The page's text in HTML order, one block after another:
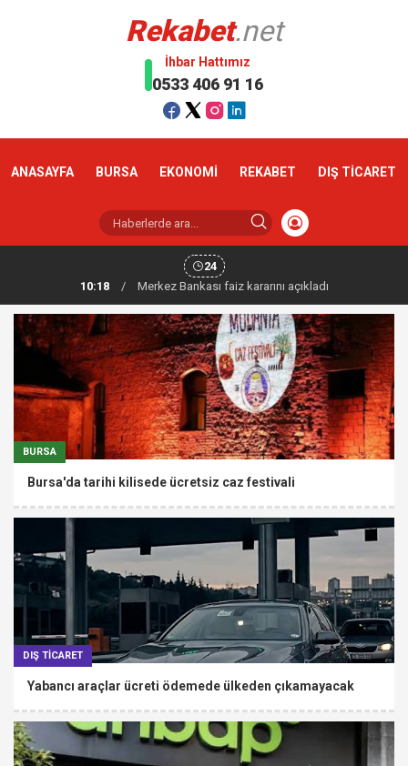
Rekabet.net
İhbar Hattımız
0533 406 91 16
ANASAYFA BURSA EKONOMİ REKABET DIŞ TİCARET
24
10:18
/ Altın haftaya yükselişle başladı
BURSA
Bursa'da tarihi kilisede ücretsiz caz festivali
DIŞ TİCARET
Yabancı araçlar ücreti ödemede ülkeden çıkamayacak